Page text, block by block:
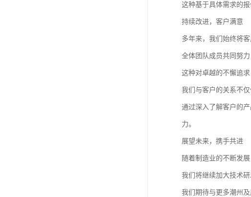
这种基于具体需求的
持续改进，客户满意
多年来，我们始终将
全体团队成员共同努
这种对卓越的不懈追
我们与客户的关系不
通过深入了解客户的
力。
展望未来，携手共进
随着制造业的不断发
我们将继续加大技术
我们期待与更多潮州